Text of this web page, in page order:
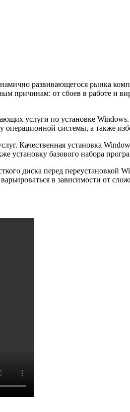
развивающегося рынка
причинам: от сбоев в работе и
услуги по установке
операционной системы, а также
Качественная установка
установку базового набора
диска перед переустановкой
в зависимости от